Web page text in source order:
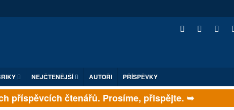
NEJČTENĚJŠÍ AUTOŘI PŘÍSPĚVKY
čtenářů. Prosíme, přispějte. ➥